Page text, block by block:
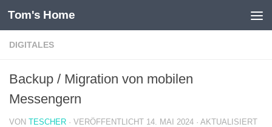
Unter dem Inhalt
Tom's Home
DIGITALES
Backup / Migration von mobilen
Messengern
VON TESCHER · VERÖFFENTLICHT 14. MAI 2024 · AKTUALISIERT